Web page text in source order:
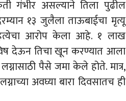
गंभीर असल्याने तिला पुढील
१३ जुलैला ताऊबाईचा मृत्यू
हत्येचा आरोप केला आहे. १ लाख
देऊन तिचा खून करण्यात आला
पैसे जमा केले होते. मात्र,
अवघ्या बारा दिवसातच ही